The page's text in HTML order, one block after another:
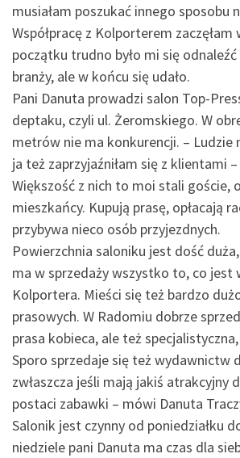
musiałam poszukać innego sposobu
Współpracę z Kolporterem zaczęłam
początku trudno było mi się
branży, ale w końcu się udało.
Pani Danuta prowadzi salon Top-
deptaku, czyli ul. Żeromskiego. W
metrów nie ma konkurencji. – Ludzie
ja też zaprzyjaźniłam się z klientami
Większość z nich to moi stali goście,
mieszkańcy. Kupują prasę, opłacają
przybywa nieco osób przyjezdnych.
Powierzchnia saloniku jest dość
ma w sprzedaży wszystko to, co jest
Kolportera. Mieści się też bardzo
prasowych. W Radomiu dobrze
prasa kobieca, ale też
Sporo sprzedaje się też wydawnictw
zwłaszcza jeśli mają jakiś atrakcyjny
postaci zabawki – mówi Danuta
Salonik jest czynny od poniedziałku
niedziele pani Danuta ma czas dla